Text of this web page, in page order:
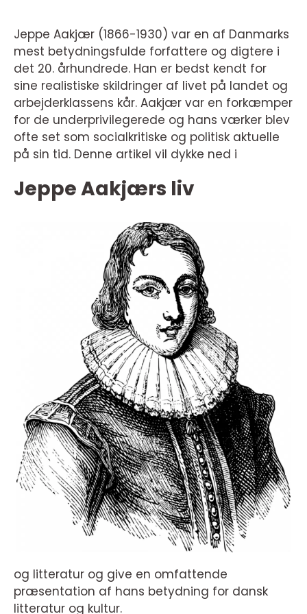
Jeppe Aakjær (1866-1930) var en af Danmarks
mest betydningsfulde forfattere og digtere i
det 20. århundrede. Han er bedst kendt for
sine realistiske skildringer af livet på landet og
arbejderklassens kår. Aakjær var en forkæmper
for de underprivilegerede og hans værker blev
ofte set som socialkritiske og politisk aktuelle
på sin tid. Denne artikel vil dykke ned i
Jeppe Aakjærs liv
og litteratur og give en omfattende
præsentation af hans betydning for dansk
litteratur og kultur.